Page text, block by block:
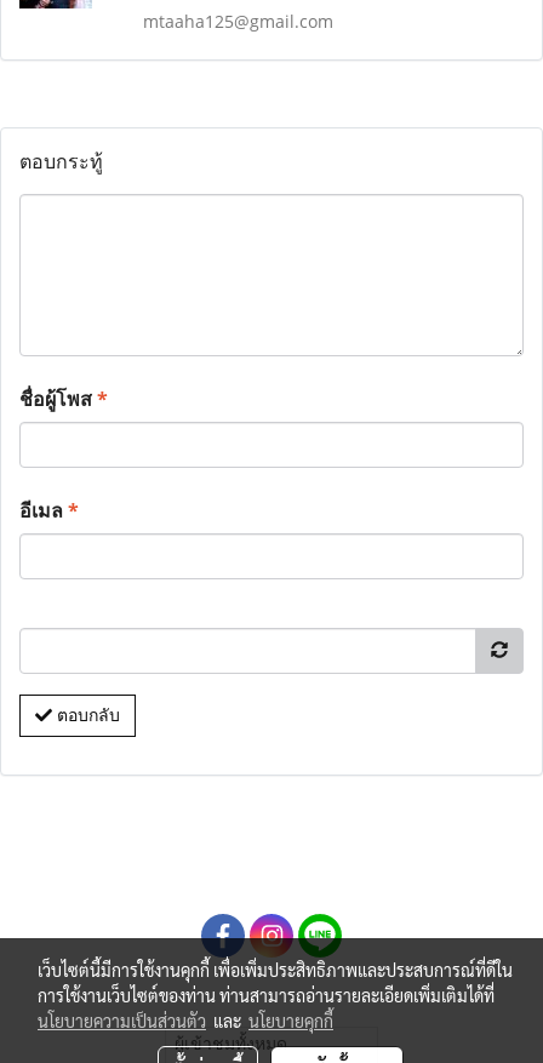
mtaaha125@gmail.com
ตอบกระทู้
ชื่อผู้โพส*
อีเมล*
ตอบกลับ
ผู้เข้าชมทั้งหมด
เว็บไซต์นี้มีการใช้งานคุกกี้ เพื่อเพิ่มประสิทธิภาพและประสบการณ์ที่ดีใน
การใช้งานเว็บไซต์ของท่าน ท่านสามารถอ่านรายละเอียดเพิ่มเติมได้ที่
นโยบายความเป็นส่วนตัว และ นโยบายคุกกี้